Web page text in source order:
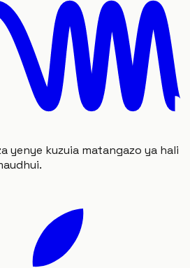
yenye kuzuia matangazo ya hali